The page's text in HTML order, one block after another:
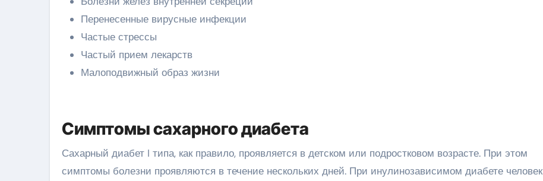
Перенесенные вирусные инфекции
Частые стрессы
Частый прием лекарств
Малоподвижный образ жизни
Симптомы сахарного диабета
Сахарный диабет I типа, как правило, проявляется в детском или подростковом возрасте. При этом
симптомы болезни проявляются в течение нескольких дней. При инулинозависимом диабете человек